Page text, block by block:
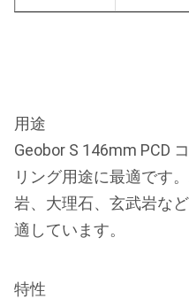
用途
Geobor S 146mm PCD
リング用途に最適です
岩、大理石、玄武岩な
適しています。
特性